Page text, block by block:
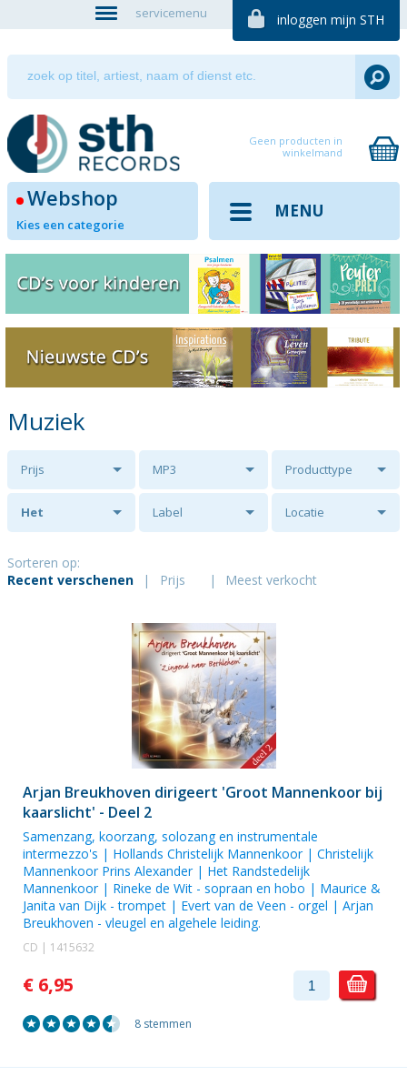
servicemenu inloggen mijn STH
Geen producten in
winkelmand
Webshop
Kies een categorie
MENU
Muziek
Prijs MP3 Producttype
Het
Mannenkoor
Label Locatie
Sorteren op:
Recent verschenen
| Prijs | Meest verkocht
Arjan Breukhoven dirigeert 'Groot Mannenkoor bij
kaarslicht' - Deel 2
Samenzang, koorzang, solozang en instrumentale
intermezzo's | Hollands Christelijk Mannenkoor| Christelijk
Mannenkoor Prins Alexander| Het Randstedelijk
Mannenkoor| Rineke de Wit - sopraan en hobo | Maurice &
Janita van Dijk - trompet | Evert van de Veen - orgel | Arjan
Breukhoven - vleugel en algehele leiding.
CD | 1415632
€ 6,95
8 stemmen